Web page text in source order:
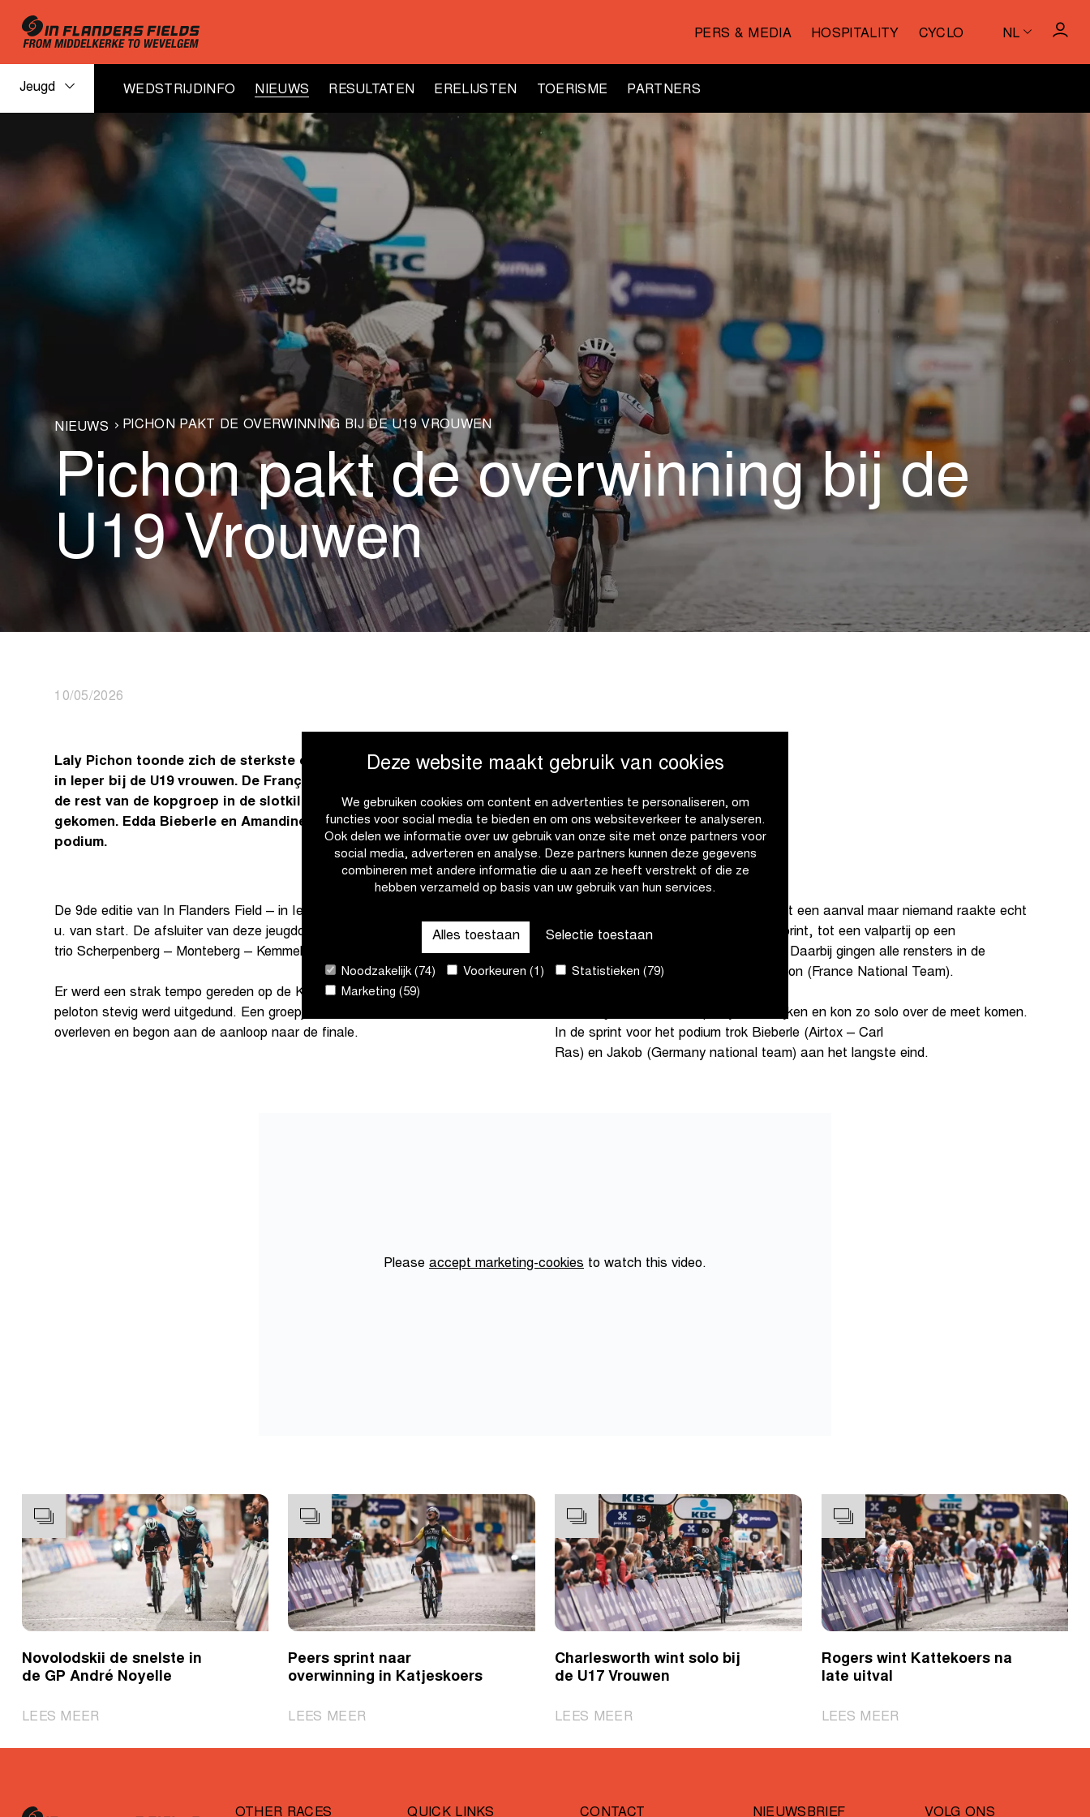
Deze website maakt gebruik van cookies
We gebruiken cookies om content en advertenties te personaliseren, om
functies voor social media te bieden en om ons websiteverkeer te analyseren.
Ook delen we informatie over uw gebruik van onze site met onze partners voor
social media, adverteren en analyse. Deze partners kunnen deze gegevens
combineren met andere informatie die u aan ze heeft verstrekt of die ze
hebben verzameld op basis van uw gebruik van hun services.
Alles toestaan Selectie toestaan
Noodzakelijk (74) Voorkeuren (1)
Statistieken (79)
Marketing (59)
PERS & MEDIA HOSPITALITY CYCLO NL
Jeugd WEDSTRIJDINFO NIEUWS RESULTATEN ERELIJSTEN TOERISME PARTNERS
NIEUWS PICHON PAKT DE OVERWINNING BIJ DE U19 VROUWEN
Pichon pakt de overwinning bij de
U19 Vrouwen
10/05/2026
Laly Pichon toonde zich de sterkste op de jeugddag In Flanders Field –
in Ieper bij de U19 vrouwen. De Française kon solo binnenkomen nadat
de rest van de kopgroep in de slotkilometer ten val was
gekomen. Edda Bieberle en Amandine Jakob reden nog naar het
podium.
De 9de editie van In Flanders Field – in Ieper bij de U19 vrouwen ging om 16.30
u. van start. De afsluiter van deze jeugddag telde 71 kilometer, met het
trio Scherpenberg – Monteberg – Kemmelberg (Belvèdere) als scherprechters.
Er werd een strak tempo gereden op de Kemmelberg (Belvèdere), waardoor het
peloton stevig werd uitgedund. Een groepje van twaalf rensters wist te
overleven en begon aan de aanloop naar de finale.
Enkele rensters waagden hun kans met een aanval maar niemand raakte echt
weg. Alles leek uit te draaien op een sprint, tot een valpartij op een
rotonde op één kilometer van de finish. Daarbij gingen alle rensters in de
kopgroep tegen de grond, behalve Pichon (France National Team).
De Française wist de valpartij te ontwijken en kon zo solo over de meet komen.
In de sprint voor het podium trok Bieberle (Airtox – Carl
Ras) en Jakob (Germany national team) aan het langste eind.
Please accept marketing-cookiesto watch this video.
Novolodskii de snelste in
de GP André Noyelle
LEES MEER
Peers sprint naar
overwinning in Katjeskoers
LEES MEER
Charlesworth wint solo bij
de U17 Vrouwen
LEES MEER|
Rogers wint Kattekoers na
late uitval
LEES MEER
OTHER RACES QUICK LINKS CONTACT NIEUWSBRIEF VOLG ONS